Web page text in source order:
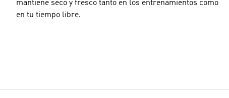
mantiene seco y fresco tanto en los entrenamientos como
en tu tiempo libre.